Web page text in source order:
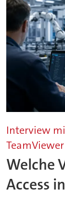
Interview
TeamViewer
Welche
Access